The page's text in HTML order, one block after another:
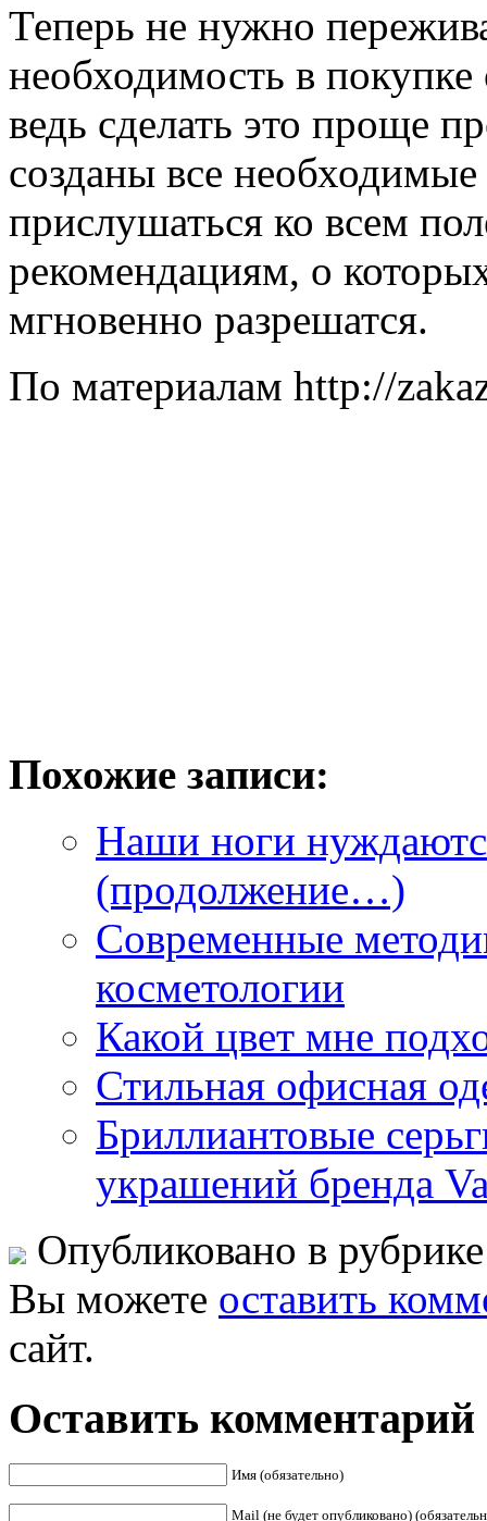
Теперь не нужно
необходимость в
ведь сделать это проще
созданы все
прислушаться ко всем
рекомендациям, о
мгновенно разрешатся.
По материалам http://
Похожие записи:
Наши ноги
(продолжение…)
Современные
косметологии
Какой цвет мне
Стильная офисная
Бриллиантовые
украшений бренда
Опубликовано в
Вы можете оставить
сайт.
Оставить комментарий
Имя (обязательно)
Mail (не будет опубликовано)